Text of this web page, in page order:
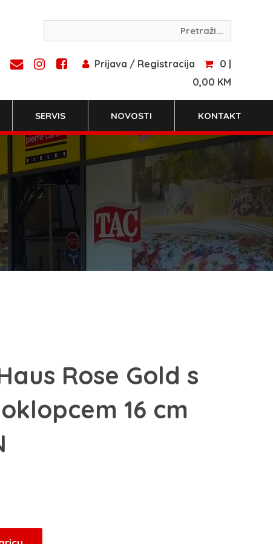
Prijava / Registracija
0 |
0,00 KM
SERVIS NOVOSTI KONTAKT
Rose Gold s
16 cm
27,20 KM.